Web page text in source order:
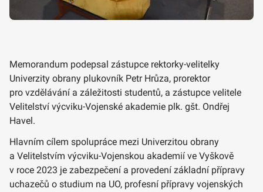
Memorandum podepsal zástupce rektorky-velitelky
Univerzity obrany plukovník Petr Hrůza, prorektor
pro vzdělávání a záležitosti studentů, a zástupce velitele
Velitelství výcviku-Vojenské akademie plk. gšt. Ondřej
Havel.
Hlavním cílem spolupráce mezi Univerzitou obrany
a Velitelstvím výcviku-Vojenskou akademií ve Vyškově
v roce 2023 je zabezpečení a provedení základní přípravy
uchazečů o studium na UO, profesní přípravy vojenských